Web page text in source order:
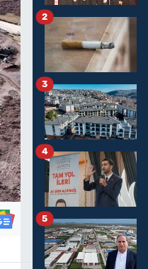
2
3
4
5